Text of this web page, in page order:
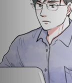
トレンド ワード